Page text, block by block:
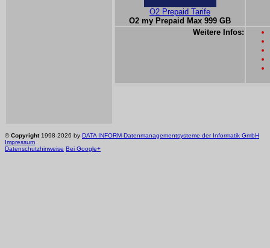
O2 Prepaid Tarife
O2 my Prepaid Max 999 GB
Weitere Infos:
©Copyright1998-2026 by DATA INFORM-Datenmanagementsysteme der Informatik GmbH
Impressum
Datenschutzhinweise Bei Google+